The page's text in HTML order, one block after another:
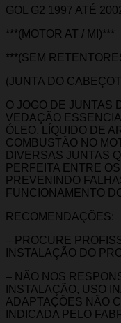
GOL G2 1997 ATÉ
***(MOTOR AT / MI)***
***(SEM
(JUNTA DO
O JOGO DE JUNTAS
VEDAÇÃO
ÓLEO, LÍQUIDO DE
COMBUSTÃO NO
DIVERSAS JUNTAS
PERFEITA ENTRE
PREVENINDO
FUNCIONAMENTO
RECOMENDAÇÕES:
– PROCURE
INSTALAÇÃO DO
– NÃO NOS
INSTALAÇÃO, USO
ADAPTAÇÕES NÃO
INDICADA PELO